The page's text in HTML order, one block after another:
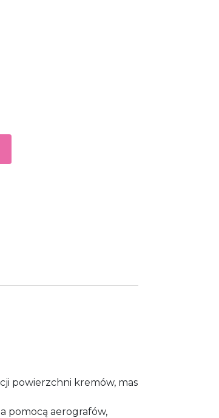
powierzchni kremów, mas
pomocą aerografów,